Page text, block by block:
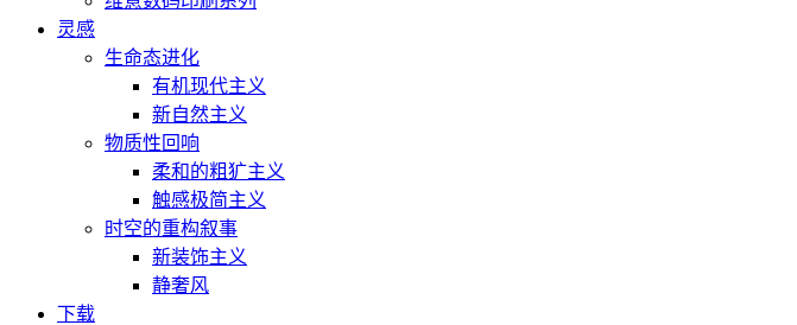
灵感
生命态进化
有机现代主义
新自然主义
物质性回响
柔和的粗犷主义
触感极简主义
时空的重构叙事
新装饰主义
静奢风
下载